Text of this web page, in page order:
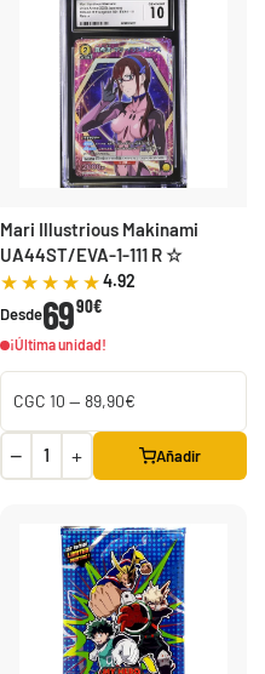
Mari Illustrious Makinami
UA44ST/EVA-1-111 R ☆
4.92
Desde6990€
¡Última unidad!
− + Añadir